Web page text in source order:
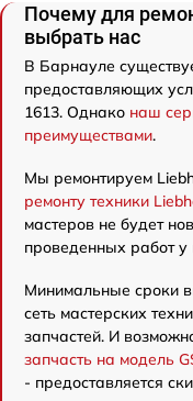
Почему для
выбрать нас
В Барнауле
предоставляющих
1613. Однако наш
преимуществами.
Мы ремонтируем
ремонту техники
мастеров не будет
проведенных работ у
Минимальные сроки
сеть мастерских
запчастей. И
запчасть на модель
- предоставляется